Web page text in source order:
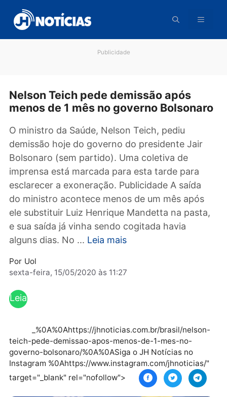
para
conteúdo
Nelson Teich pede demissão após
O ministro da Saúde, Nelson Teich, pediu
demissão hoje do governo do presidente Jair
Bolsonaro (sem partido). Uma coletiva de
imprensa está marcada para esta tarde para
esclarecer a exoneração. Publicidade A saída
do ministro acontece menos de um mês após
ele substituir Luiz Henrique Mandetta na
alguns dias. No ... Leia mais
Por
sexta-feira, 15/05/2020 às 11:27
mai
s _%0A%0Ahttps://jhnoticias.com.br/brasil/
teich-pede-demissao-apos-menos-de-1-mes-no-
governo-bolsonaro/%0A%0ASiga o JH Notícias no